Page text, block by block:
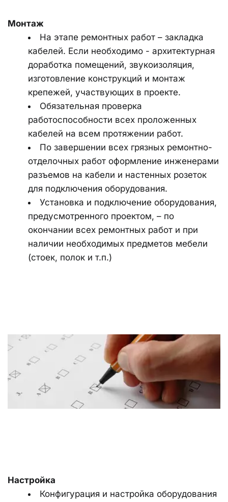
Монтаж
На этапе ремонтных работ – закладка
кабелей. Если необходимо - архитектурная
доработка помещений, звукоизоляция,
изготовление конструкций и монтаж
крепежей, участвующих в проекте.
Обязательная проверка
работоспособности всех проложенных
кабелей на всем протяжении работ.
По завершении всех грязных ремонтно-
отделочных работ оформление инженерами
разъемов на кабели и настенных розеток
для подключения оборудования.
Установка и подключение оборудования,
предусмотренного проектом, – по
окончании всех ремонтных работ и при
наличии необходимых предметов мебели
(стоек, полок и т.п.)
Настройка
Конфигурация и настройка оборудования